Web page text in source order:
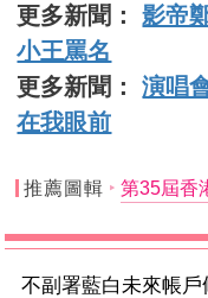
更多新聞：影帝
小王罵名
更多新聞：演唱
在我眼前
推薦圖輯 第35屆香
不副署藍白未來帳